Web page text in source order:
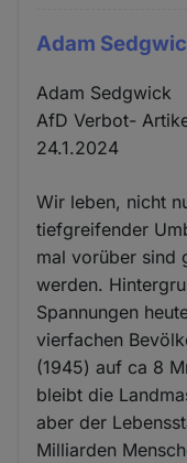
Adam
Adam Sedgwick
AfD Verbot-
24.1.2024
Wir leben, nicht
tiefgreifender
mal vorüber sind
werden.
Spannungen
vierfachen
(1945) auf ca 8
bleibt die
aber der
Milliarden